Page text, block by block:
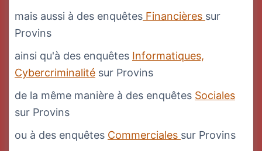
mais aussi à des enquêtes Financières sur
Provins
ainsi qu'à des enquêtes Informatiques,
Cybercriminalité sur Provins
de la même manière à des enquêtes Sociales
sur Provins
ou à des enquêtes Commerciales sur Provins